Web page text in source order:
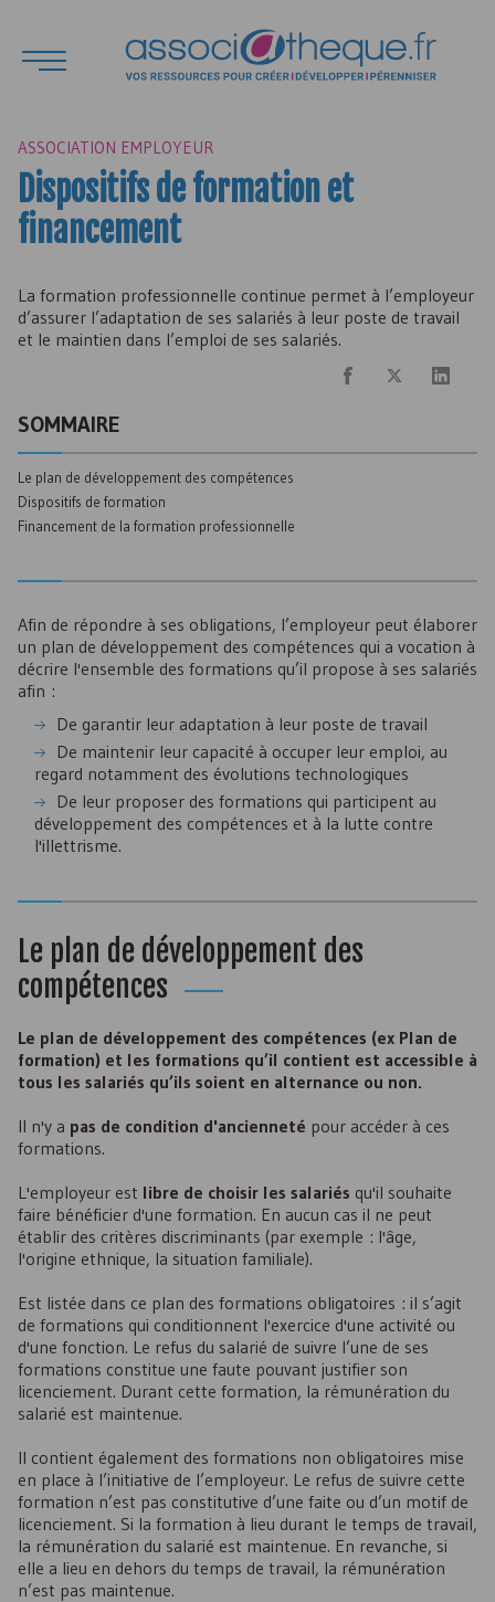
ASSOCIATION EMPLOYEUR
Dispositifs de formation et
financement
La formation professionnelle continue permet à l’employeur
d’assurer l’adaptation de ses salariés à leur poste de travail
et le maintien dans l’emploi de ses salariés.
SOMMAIRE
Le plan de développement des compétences
Dispositifs de formation
Financement de la formation professionnelle
Afin de répondre à ses obligations, l’employeur peut élaborer
un plan de développement des compétences qui a vocation à
décrire l'ensemble des formations qu’il propose à ses salariés
afin :
De garantir leur adaptation à leur poste de travail
De maintenir leur capacité à occuper leur emploi, au
regard notamment des évolutions technologiques
De leur proposer des formations qui participent au
développement des compétences et à la lutte contre
l'illettrisme.
Le plan de développement des
compétences
Le plan de développement des compétences (ex Plan de
formation) et les formations qu’il contient est accessible à
tous les salariés qu’ils soient en alternance ou non.
Il n'y a pas de condition d'ancienneté pour accéder à ces
formations.
L'employeur est libre de choisir les salariés qu'il souhaite
faire bénéficier d'une formation. En aucun cas il ne peut
établir des critères discriminants (par exemple : l'âge,
l'origine ethnique, la situation familiale).
Est listée dans ce plan des formations obligatoires : il s’agit
de formations qui conditionnent l'exercice d'une activité ou
d'une fonction. Le refus du salarié de suivre l’une de ses
formations constitue une faute pouvant justifier son
licenciement. Durant cette formation, la rémunération du
salarié est maintenue.
Il contient également des formations non obligatoires mise
en place à l’initiative de l’employeur. Le refus de suivre cette
formation n’est pas constitutive d’une faite ou d’un motif de
licenciement. Si la formation à lieu durant le temps de travail,
la rémunération du salarié est maintenue. En revanche, si
elle a lieu en dehors du temps de travail, la rémunération
n’est pas maintenue.